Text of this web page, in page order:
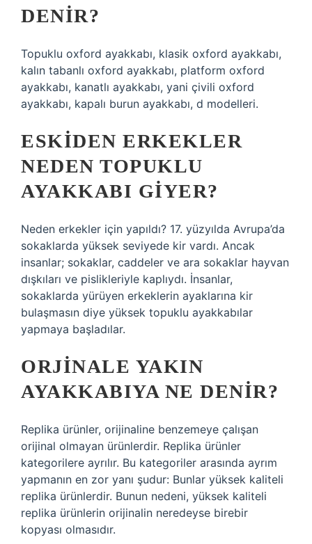
DENIR?
Topuklu oxford ayakkabı, klasik oxford ayakkabı,
kalın tabanlı oxford ayakkabı, platform oxford
ayakkabı, kanatlı ayakkabı, yani çivili oxford
ayakkabı, kapalı burun ayakkabı, d modelleri.
ESKIDEN ERKEKLER
NEDEN TOPUKLU
AYAKKABI GIYER?
Neden erkekler için yapıldı? 17. yüzyılda Avrupa’da
sokaklarda yüksek seviyede kir vardı. Ancak
insanlar; sokaklar, caddeler ve ara sokaklar hayvan
dışkıları ve pislikleriyle kaplıydı. İnsanlar,
sokaklarda yürüyen erkeklerin ayaklarına kir
bulaşmasın diye yüksek topuklu ayakkabılar
yapmaya başladılar.
ORJINALE YAKIN
AYAKKABIYA NE DENIR?
Replika ürünler, orijinaline benzemeye çalışan
orijinal olmayan ürünlerdir. Replika ürünler
kategorilere ayrılır. Bu kategoriler arasında ayrım
yapmanın en zor yanı şudur: Bunlar yüksek kaliteli
replika ürünlerdir. Bunun nedeni, yüksek kaliteli
replika ürünlerin orijinalin neredeyse birebir
kopyası olmasıdır.